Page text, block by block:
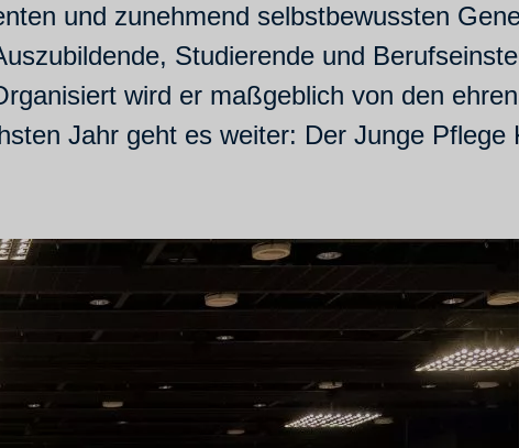
und zunehmend selbstbewussten
Studierende und
wird er maßgeblich von den
Jahr geht es weiter: Der Junge Pflege